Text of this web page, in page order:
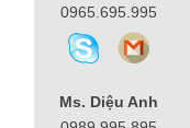
0965.695.995
Ms. Diệu Anh